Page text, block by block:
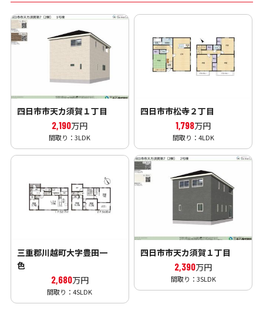
四日市市天カ須賀１丁目
2,190万円
間取り：3LDK
四日市市松寺２丁目
1,798万円
間取り：4LDK
三重郡川越町大字豊田一
色
2,680万円
間取り：4SLDK
四日市市天カ須賀１丁目
2,390万円
間取り：3SLDK